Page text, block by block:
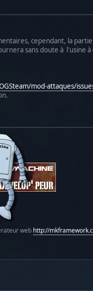
cependant, la
sans doute à l'usine à
mod-attaques/
web http://